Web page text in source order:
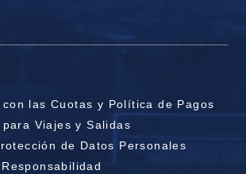
con las Cuotas y Política de Pagos
Viajes y Salidas
de Datos Personales